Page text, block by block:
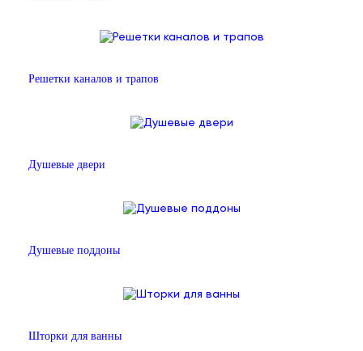
Решетки каналов и трапов
Душевые двери
Душевые поддоны
Шторки для ванны